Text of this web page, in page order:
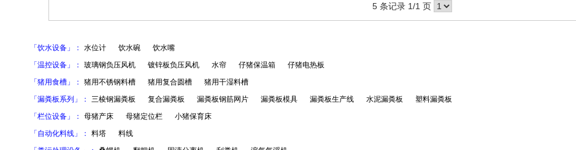
5 条记录 1/1 页
「饮水设备」： 水位计 饮水碗
饮水嘴
「温控设备」：
玻璃钢负压风机 镀锌板负压风机 水帘 仔猪保温箱
仔猪电热板
「猪用食槽」：
猪用不锈钢料槽 猪用复合圆槽
猪用干湿料槽
「漏粪板系列」：
三棱钢漏粪板 复合漏粪板 漏粪板钢筋网片 漏粪板模具 漏粪板生产线 水泥漏粪板
塑料漏粪板
「栏位设备」：
母猪产床 母猪定位栏
小猪保育床
「自动化料线」：
料塔
料线